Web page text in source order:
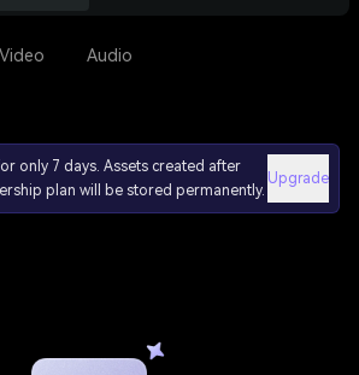
Video Audio
only 7 days. Assets created after
plan will be stored permanently.
Upgrade